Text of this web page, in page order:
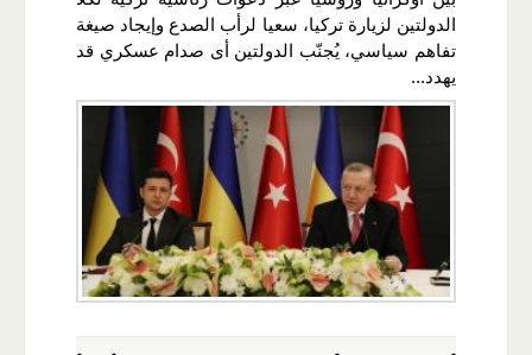
الدولتين لزيارة تركيا، سعيا لرأب الصدع وإيجاد صيغة
تفاهم سياسي، يُجنّب الدولتين أى صدام عسكري قد
يهدد...